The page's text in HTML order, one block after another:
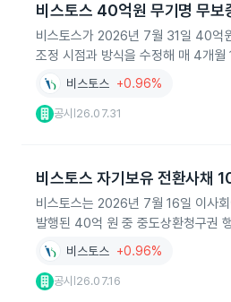
비스토스 40억원 무기명 무보
비스토스가 2026년 7월 31일 40억
조정 시점과 방식을 수정해 매 4개
비스토스 +0.96%
공시 26.07.31
비스토스 자기보유 전환사채
비스토스는 2026년 7월 16일 이사
발행된 40억 원 중 중도상환청구권
비스토스 +0.96%
공시 26.07.16